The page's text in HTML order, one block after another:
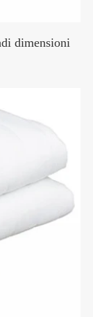
dimensioni